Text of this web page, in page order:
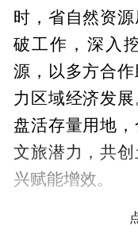
时，省自然资
破工作，深入
源，以多方合
力区域经济发
盘活存量用地
文旅潜力，共
兴赋能增效。
孙道军对省自